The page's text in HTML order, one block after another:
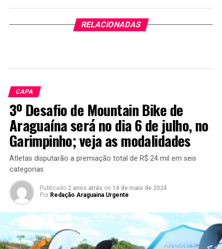
RELACIONADAS
CAPA
3º Desafio de Mountain Bike de
Araguaína será no dia 6 de julho, no
Garimpinho; veja as modalidades
Atletas disputarão a premiação total de R$ 24 mil em seis
categorias
Publicado 2 anos atrás on 14 de maio de 2024
Por Redação Araguaina Urgente